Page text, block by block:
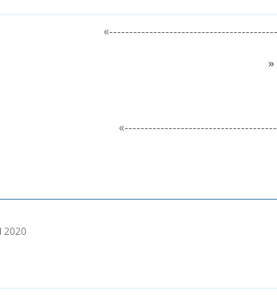
»
2020